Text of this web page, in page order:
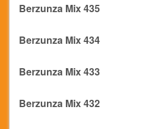
Berzunza Mix 435
Berzunza Mix 434
Berzunza Mix 433
Berzunza Mix 432